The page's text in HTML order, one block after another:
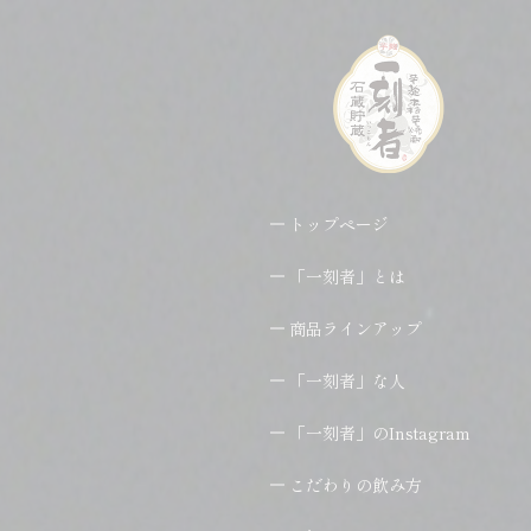
トップページ
「一刻者」とは
商品ラインアップ
「一刻者」な人
「一刻者」のInstagram
こだわりの飲み方